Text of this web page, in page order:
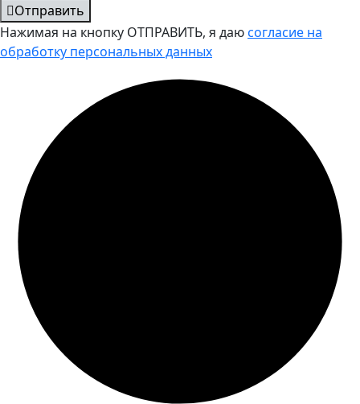
Отправить
Нажимая на кнопку ОТПРАВИТЬ, я даюсогласие на
обработку персональных данных